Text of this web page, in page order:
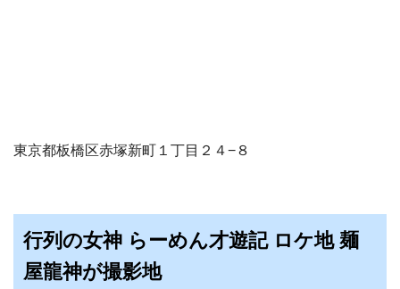
東京都板橋区赤塚新町１丁目２４−８
行列の女神 らーめん才遊記 ロケ地 麺
屋龍神が撮影地